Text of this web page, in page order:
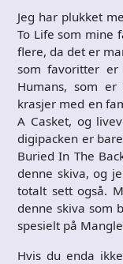
Jeg har plukket
To Life som mine
flere, da det er
som favoritter er
Humans, som
krasjer med en
A Casket, og
digipacken er
Buried In The
denne skiva, og
totalt sett også.
denne skiva som
spesielt på
Hvis du enda